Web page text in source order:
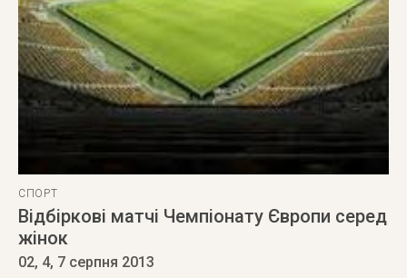
СПОРТ
Відбіркові матчі Чемпіонату Європи серед
жінок
02, 4, 7 серпня 2013